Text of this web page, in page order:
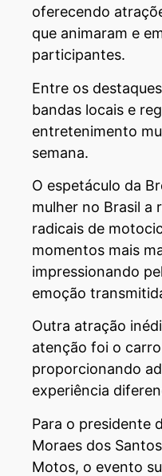
oferecendo
que animaram e
participantes.
Entre os
bandas locais e
entretenimento
semana.
O espetáculo da
mulher no Brasil a
radicais de
momentos mais
impressionando
emoção
Outra atração
atenção foi o
proporcionando
experiência
Para o presidente
Moraes dos
Motos, o evento